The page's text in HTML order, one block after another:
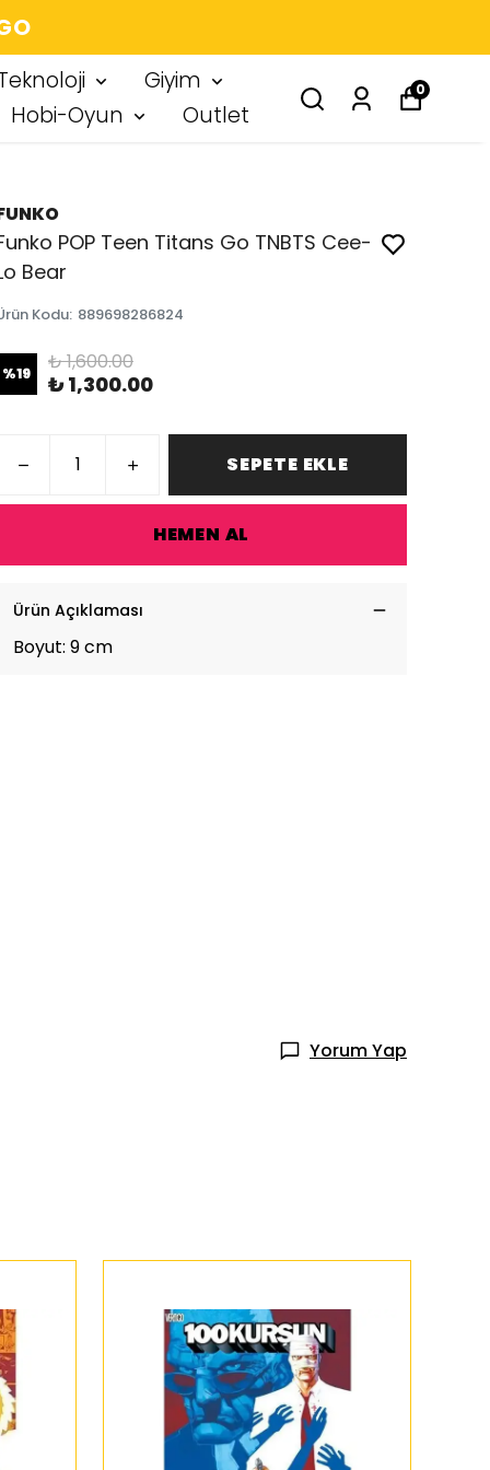
Giyim
Hobi-Oyun Outlet
0
POP Teen Titans Go TNBTS Cee-
Bear
Kodu: 889698286824
%19 ₺ 1,600.00
₺ 1,300.00
SEPETE EKLE
HEMEN AL
Ürün Açıklaması
Boyut: 9 cm
Yorum Yap